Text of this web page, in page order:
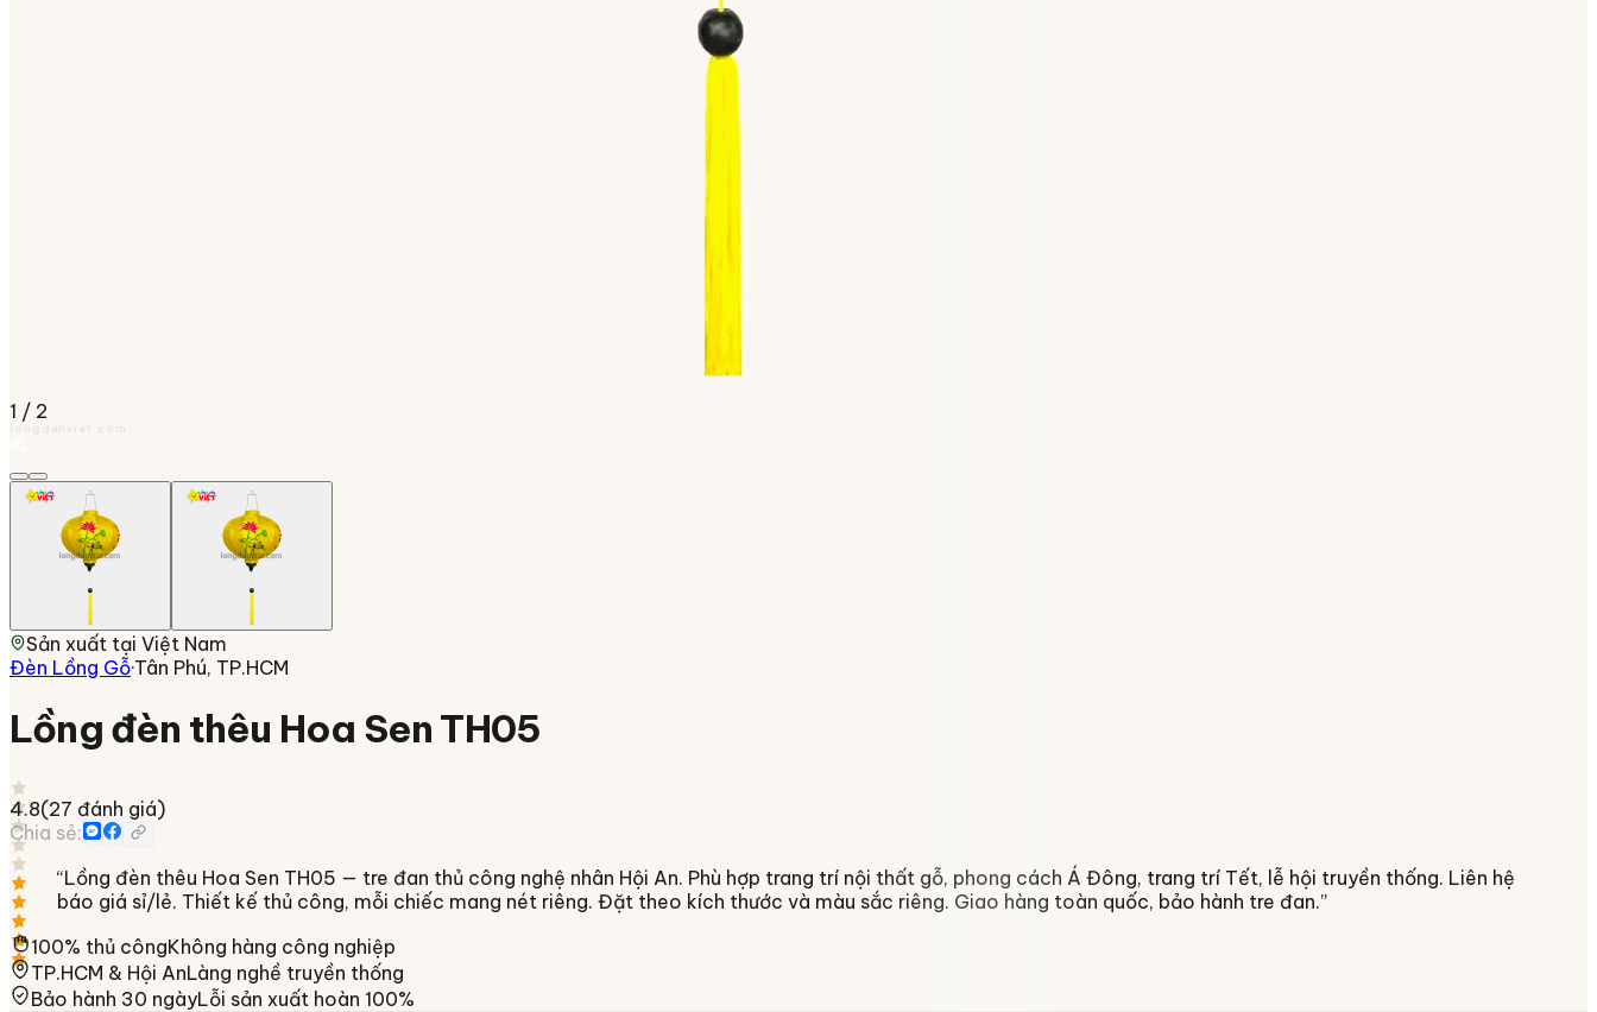
1 / 2
longdenviet.com
Sản xuất tại Việt Nam
Đèn Lồng Gỗ·Tân Phú, TP.HCM
Lồng đèn thêu Hoa Sen TH05
4.8(27 đánh giá)
Chia sẻ:
“Lồng đèn thêu Hoa Sen TH05 — tre đan thủ công nghệ nhân Hội An. Phù hợp trang trí nội thất gỗ, phong cách Á Đông, trang trí Tết, lễ hội truyền thống. Liên hệ
báo giá sỉ/lẻ. Thiết kế thủ công, mỗi chiếc mang nét riêng. Đặt theo kích thước và màu sắc riêng. Giao hàng toàn quốc, bảo hành tre đan.”
100% thủ côngKhông hàng công nghiệp
TP.HCM & Hội AnLàng nghề truyền thống
Bảo hành 30 ngàyLỗi sản xuất hoàn 100%